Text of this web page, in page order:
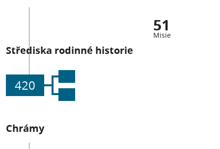
51
Misie
Střediska rodinné historie
420
Chrámy